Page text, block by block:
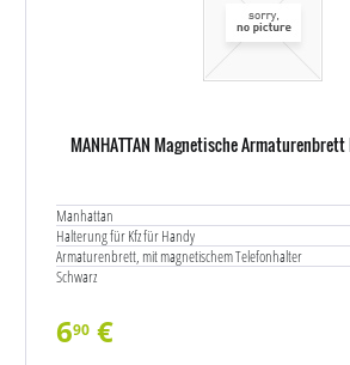
MANHATTAN Magnetische
Manhattan
Halterung für Kfz für Handy
Armaturenbrett, mit magnetischem Telefonhalter
Schwarz
690 €